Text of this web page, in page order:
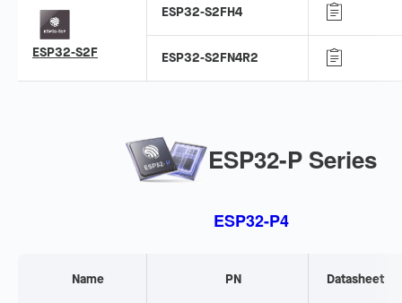
ESP32-S2F
ESP32-S2FH4
ESP32-S2FN4R2
ESP32-P Series
ESP32-P4
Name PN Datasheet